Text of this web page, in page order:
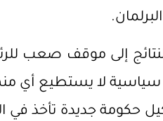
إلى موقف صعب
سياسية لا يستطيع أي
حكومة جديدة تأخذ في